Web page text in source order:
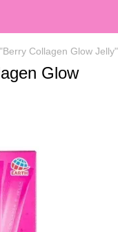
"Berry Collagen Glow
Glow